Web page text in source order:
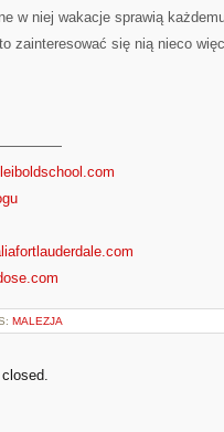
w niej wakacje sprawią
zainteresować się nią nieco
MALEZJA